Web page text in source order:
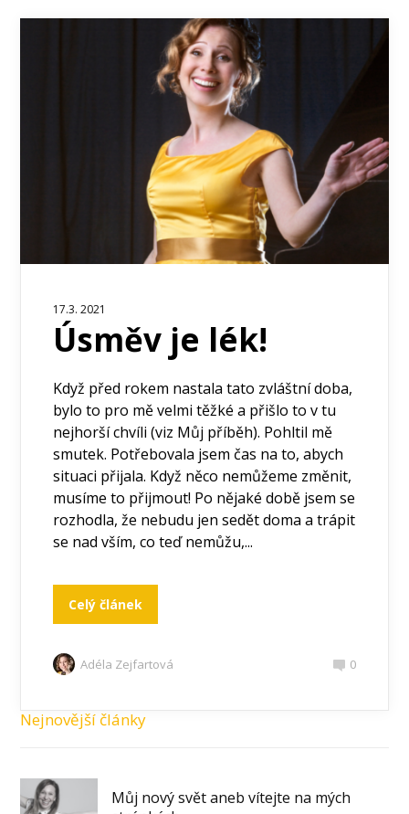
17.3. 2021
Úsměv je lék!
Když před rokem nastala tato zvláštní doba,
bylo to pro mě velmi těžké a přišlo to v tu
nejhorší chvíli (viz Můj příběh). Pohltil mě
smutek. Potřebovala jsem čas na to, abych
situaci přijala. Když něco nemůžeme změnit,
musíme to přijmout! Po nějaké době jsem se
rozhodla, že nebudu jen sedět doma a trápit
se nad vším, co teď nemůžu,...
Celý článek
Adéla Zejfartová 0
Nejnovější články
Můj nový svět aneb vítejte na mých